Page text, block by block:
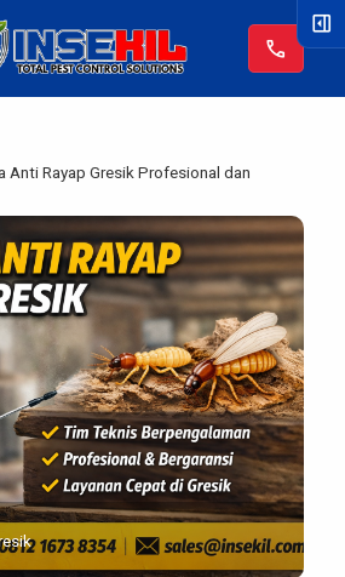
call
Anti Rayap Gresik Profesional dan
right_panel_open